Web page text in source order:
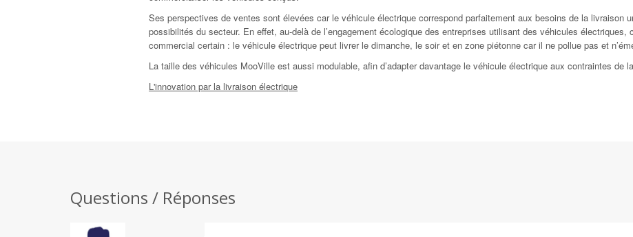
Ses perspectives de ventes sont élevées car le véhicule électrique correspond parfaitement aux besoins de la livraison
possibilités du secteur. En effet, au-delà de l’engagement écologique des entreprises utilisant des véhicules électriques,
commercial certain : le véhicule électrique peut livrer le dimanche, le soir et en zone piétonne car il ne pollue pas et
La taille des véhicules MooVille est aussi modulable, afin d’adapter davantage le véhicule électrique aux contraintes de
L'innovation par la livraison électrique
Questions / Réponses